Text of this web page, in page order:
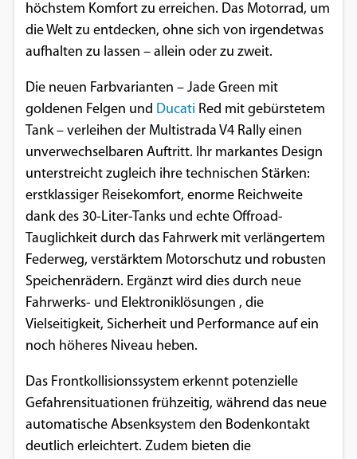
höchstem Komfort zu erreichen. Das Motorrad, um
die Welt zu entdecken, ohne sich von irgendetwas
aufhalten zu lassen – allein oder zu zweit.
Die neuen Farbvarianten – Jade Green mit
goldenen Felgen und Ducati Red mit gebürstetem
Tank – verleihen der Multistrada V4 Rally einen
unverwechselbaren Auftritt. Ihr markantes Design
unterstreicht zugleich ihre technischen Stärken:
erstklassiger Reisekomfort, enorme Reichweite
dank des 30-Liter-Tanks und echte Offroad-
Tauglichkeit durch das Fahrwerk mit verlängertem
Federweg, verstärktem Motorschutz und robusten
Speichenrädern. Ergänzt wird dies durch neue
Fahrwerks- und Elektroniklösungen , die
Vielseitigkeit, Sicherheit und Performance auf ein
noch höheres Niveau heben.
Das Frontkollisionssystem erkennt potenzielle
Gefahrensituationen frühzeitig, während das neue
automatische Absenksystem den Bodenkontakt
deutlich erleichtert. Zudem bieten die
EXTERNE MEDIEN
Um Inhalte von Videoplattformen und
können, werden von diesen externen
Medien Cookies gesetzt.
YouTube
Vimeo
Google Maps
Google